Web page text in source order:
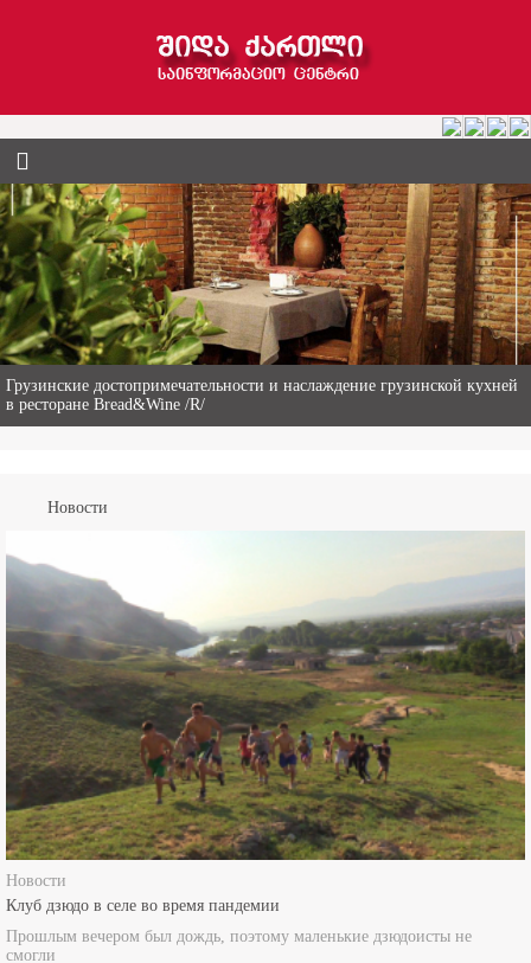
Гиви Абалаки – 86-летний фермер из Горийского муниципалитета
Новости
Клуб дзюдо в селе во время пандемии
Прошлым вечером был дождь, поэтому маленькие дзюдоисты не
смогли